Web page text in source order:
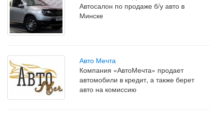
Автосалон по продаже б/у авто в
Минске
Авто Мечта
Компания «АвтоМечта» продает
автомобили в кредит, а также берет
авто на комиссию